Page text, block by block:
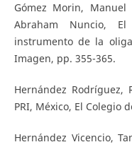
Gómez Morin,
Abraham Nuncio,
instrumento de la
Imagen, pp. 355-365.
Hernández Rodríguez,
PRI, México, El Colegio
Hernández Vicencio,